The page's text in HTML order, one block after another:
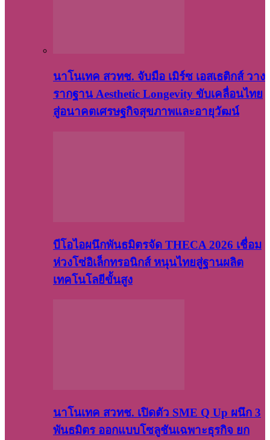
นาโนเทค สวทช. จับมือ เมิร์ซ เอสเธติกส์ วาง
รากฐาน Aesthetic Longevity ขับเคลื่อนไทย
สู่อนาคตเศรษฐกิจสุขภาพและอายุวัฒน์
บีโอไอผนึกพันธมิตรจัด THECA 2026 เชื่อม
ห่วงโซ่อิเล็กทรอนิกส์ หนุนไทยสู่ฐานผลิต
เทคโนโลยีขั้นสูง
นาโนเทค สวทช. เปิดตัว SME Q Up ผนึก 3
พันธมิตร ออกแบบโซลูชันเฉพาะธุรกิจ ยก